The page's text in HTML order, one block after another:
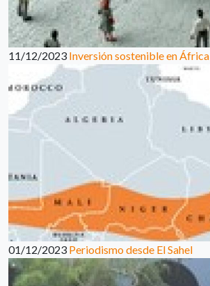
11/12/2023 Inversión sostenible en África
01/12/2023 Periodismo desde El Sahel